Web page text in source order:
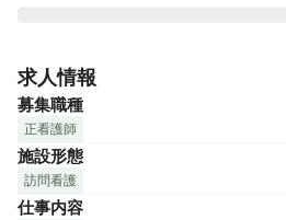
ステーションを展開しております。
家族」を目指していただける仲間を
女性活躍推進に関する法律の一定基
を認定する「えるぼし認定(2つ星)」
割が女性で、多くの女性管理者が活
問看護事業所で、えるぼし認定企業
求人情報
募集職種
正看護師
施設形態
訪問看護
仕事内容